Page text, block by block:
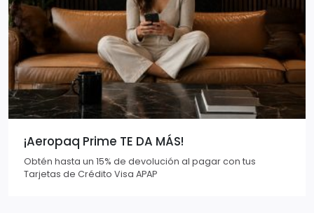
¡Aeropaq Prime TE DA MÁS!
Obtén hasta un 15% de devolución al pagar con tus
Tarjetas de Crédito Visa APAP